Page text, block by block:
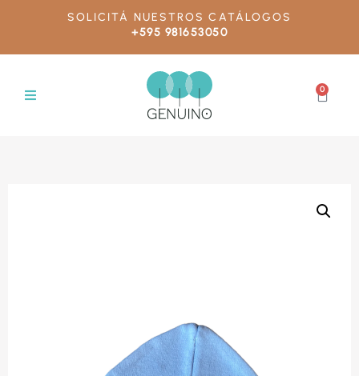
SOLICITÁ NUESTROS CATÁLOGOS
+595 981653050
0